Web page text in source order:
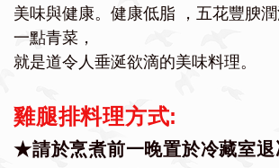
美味與健康。健康低脂 ，五花豐腴
一點青菜，
就是道令人垂涎欲滴的美味料理。
雞腿排料理方式:
★請於烹煮前一晚置於冷藏室